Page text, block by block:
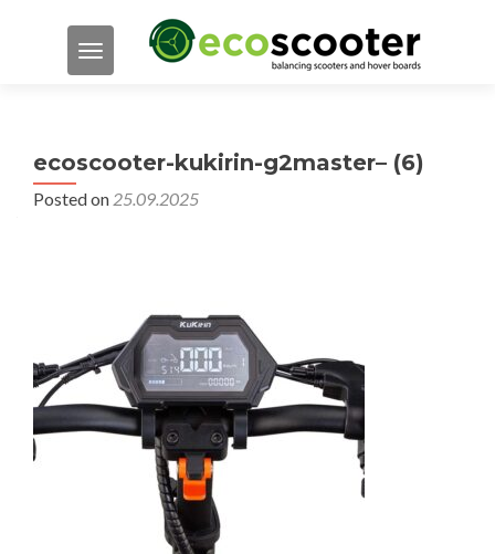
TOGGLE NAVIGATION
ecoscooter-kukirin-g2master– (6)
Posted on 25.09.2025